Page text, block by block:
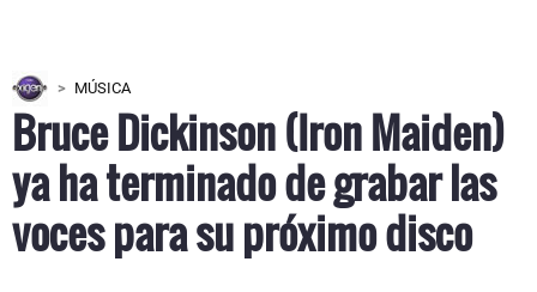
MÚSICA
Bruce Dickinson (Iron Maiden)
ya ha terminado de grabar las
voces para su próximo disco